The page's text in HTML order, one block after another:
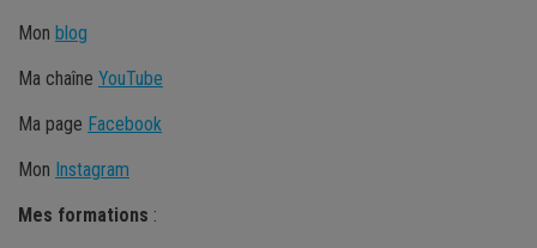
Mon blog
Ma chaîne YouTube
Ma page Facebook
Mon Instagram
Mes formations :